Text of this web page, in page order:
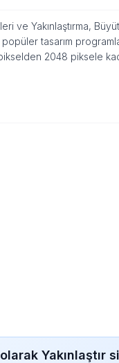
ve Yakınlaştırma,
tasarım
2048 piksele
Yakınlaştır